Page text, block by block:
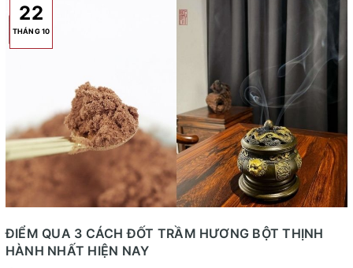
22
THÁNG 10
ĐIỂM QUA 3 CÁCH ĐỐT TRẦM HƯƠNG BỘT THỊNH
HÀNH NHẤT HIỆN NAY